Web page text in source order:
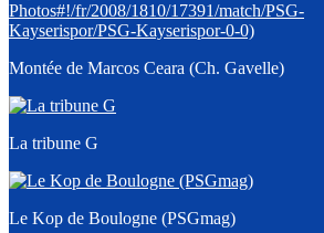
Montée de Marcos Ceara (Ch. Gavelle)
La tribune G
Le Kop de Boulogne (PSGmag)